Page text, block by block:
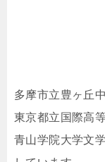
多摩市立豊ヶ丘
東京都立国際高
青山学院大学文